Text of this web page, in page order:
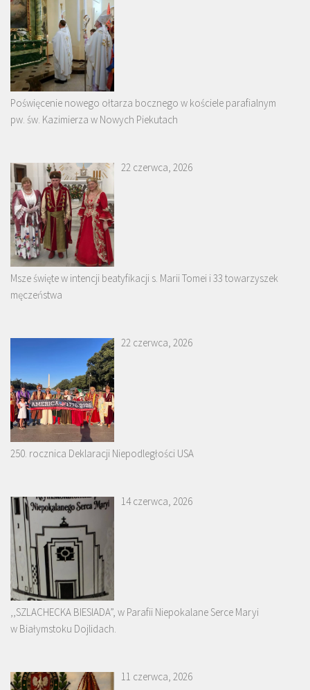
Poświęcenie nowego ołtarza bocznego w kościele parafialnym
pw. św. Kazimierza w Nowych Piekutach
22 czerwca, 2026
Msze święte w intencji beatyfikacji s. Marii Tomei i 33 towarzyszek
męczeństwa
22 czerwca, 2026
250. rocznica Deklaracji Niepodległości USA
14 czerwca, 2026
,,SZLACHECKA BIESIADA”, w Parafii Niepokalane Serce Maryi
w Białymstoku Dojlidach.
11 czerwca, 2026